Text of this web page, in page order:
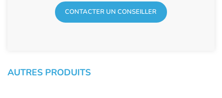
CONTACTER UN CONSEILLER
AUTRES PRODUITS